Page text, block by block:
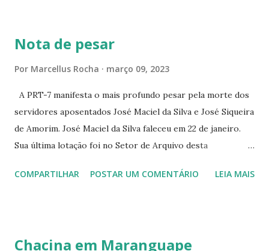
☆CINE VIP CLUBE RUA 24 DE MAIO 825 ☆CINE ECLIPSE
Nota de pesar
Por Marcellus Rocha março 09, 2023
A PRT-7 manifesta o mais profundo pesar pela morte dos
servidores aposentados José Maciel da Silva e José Siqueira
de Amorim. José Maciel da Silva faleceu em 22 de janeiro.
Sua última lotação foi no Setor de Arquivo desta
Siqueira Amorim faleceu em 28 de fevereiro e encerrou a
enquanto atuaram nesta instituição.
COMPARTILHAR POSTAR UM COMENTÁRIO LEIA MAIS
Chacina em Maranguape